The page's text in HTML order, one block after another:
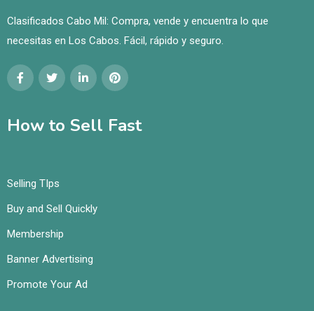
Clasificados Cabo Mil: Compra, vende y encuentra lo que
necesitas en Los Cabos. Fácil, rápido y seguro.
How to Sell Fast
Selling TIps
Buy and Sell Quickly
Membership
Banner Advertising
Promote Your Ad